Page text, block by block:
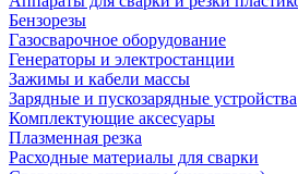
Бензорезы
Газосварочное оборудование
Генераторы и электростанции
Зажимы и кабели массы
Зарядные и пускозарядные устройства
Комплектующие аксесуары
Плазменная резка
Расходные материалы для сварки